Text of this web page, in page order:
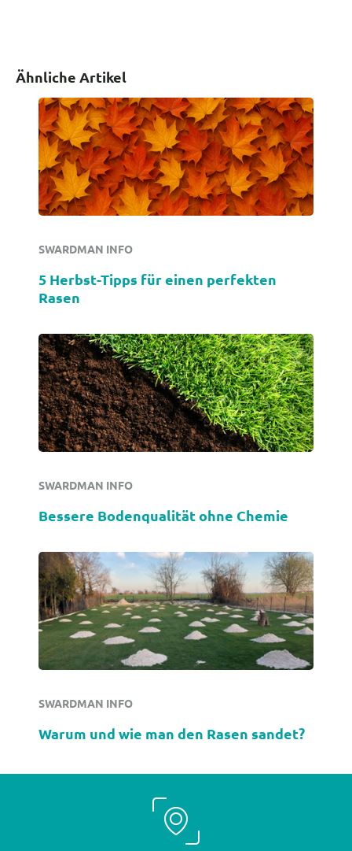
Ähnliche Artikel
SWARDMAN INFO
5 Herbst-Tipps für einen perfekten
Rasen
SWARDMAN INFO
Bessere Bodenqualität ohne Chemie
SWARDMAN INFO
Warum und wie man den Rasen sandet?